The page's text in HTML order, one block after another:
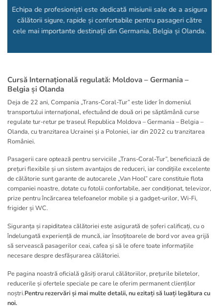
Echipa de profesioniști este dedicată misiunii sale de a asigura
călătorii sigure, rapide și confortabile pentru pasageri către
cele mai importante destinații din Germania, Belgia și Olanda.
Cursă Internațională regulată: Moldova – Germania –
Belgia și Olanda
Deja de 22 ani, Compania „Trans-Coral-Tur” este lider în domeniul
transportului internațional, efectuând de două ori pe săptămână curse
regulate tur-retur pe traseul Republica Moldova – Germania – Belgia –
Olanda, cu tranzitarea Ucrainei și a Poloniei, iar din 2022 cu tranzitarea
României.
Pasagerii care optează pentru serviciile „Trans-Coral-Tur”, beneficiază de
prețuri flexibile și un sistem avantajos de reduceri, iar condițiile excelente
de călătorie sunt garante de autocarele „Van Hool” care constituie flota
companiei noastre, dotate cu fotolii confortabile, aer condiționat, televizor,
prize pentru încărcarea telefoanelor mobile și a gadget-urilor, Wi-Fi,
frigider și WC.
Siguranța și rapiditatea călătoriei este asigurată de șoferi calificați, cu o
îndelungată experiență de muncă, iar însoțitoarele de bord vor avea grijă
să servească pasagerilor ceai, cafea și să le ofere toate informațiile
necesare despre desfășurarea călătoriei.
Pe pagina noastră oficială găsiți orarul călătoriilor, prețurile biletelor,
reducerile și ofertele speciale pe care le oferim permanent clienților
noștri.Pentru rezervări și mai multe detalii, nu ezitați să luați legătura cu
noi.